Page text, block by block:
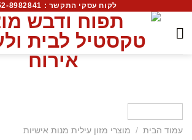
לקוח עסקי התקשר : 052-8982841
עמוד הבית / מוצרי מזון עילית מנות אישיות